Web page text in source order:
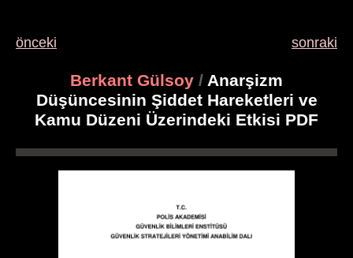
önceki sonraki
Berkant Gülsoy / Anarşizm
Düşüncesinin Şiddet Hareketleri ve
Kamu Düzeni Üzerindeki Etkisi PDF